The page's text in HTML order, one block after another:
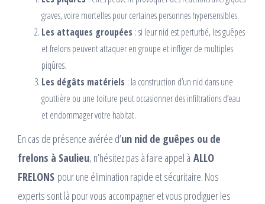
graves, voire mortelles pour certaines personnes hypersensibles.
Les attaques groupées : si leur nid est perturbé, les guêpes
et frelons peuvent attaquer en groupe et infliger de multiples
piqûres.
Les dégâts matériels : la construction d’un nid dans une
gouttière ou une toiture peut occasionner des infiltrations d’eau
et endommager votre habitat.
En cas de présence avérée d’un nid de guêpes ou de
frelons à Saulieu, n’hésitez pas à faire appel à ALLO
FRELONS pour une élimination rapide et sécuritaire. Nos
experts sont là pour vous accompagner et vous prodiguer les